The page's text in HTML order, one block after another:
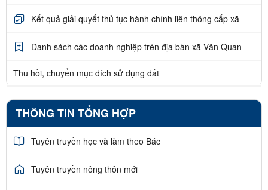
Kết quả giải quyết thủ tục hành chính liên thông cấp xã
Danh sách các doanh nghiệp trên địa bàn xã Văn Quan
Thu hồi, chuyển mục đích sử dụng đất
THÔNG TIN TỔNG HỢP
Tuyên truyền học và làm theo Bác
Tuyên truyền nông thôn mới